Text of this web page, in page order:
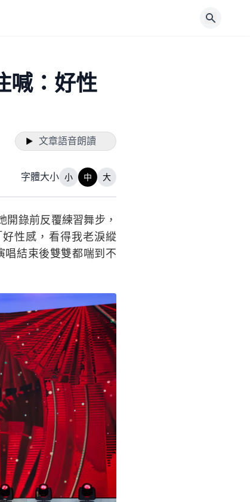
喊：好性
文章語音朗讀
字體大小 小 中 大
開錄前反覆練習舞步，
性感，看得我老淚縱
唱結束後雙雙都喘到不